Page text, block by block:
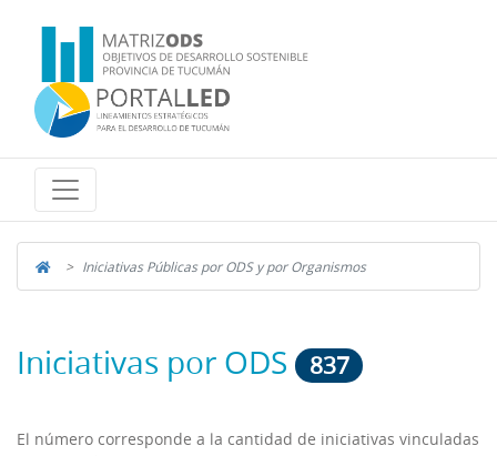
Iniciativas Públicas por ODS y por Organismos
Iniciativas por ODS 837
El número corresponde a la cantidad de iniciativas vinculadas